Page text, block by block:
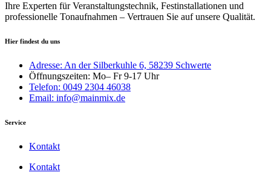
Ihre Experten für Veranstaltungstechnik, Festinstallationen und
professionelle Tonaufnahmen – Vertrauen Sie auf unsere Qualität.
Hier findest du uns
Adresse: An der Silberkuhle 6, 58239 Schwerte
Öffnungszeiten: Mo– Fr 9-17 Uhr
Telefon: 0049 2304 46038
Email: info@mainmix.de
Service
Kontakt
Kontakt